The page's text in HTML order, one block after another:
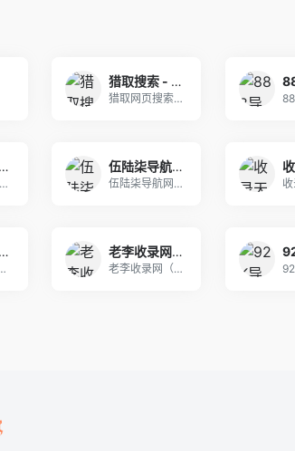
猎取搜索 - 干净、安全、可信任的网页搜索引擎
猎取网页搜索,免费自动秒收录网址,提供自动收录,
新媒体AI运营导航-新站到-网站分类目录平台
新站到网xinzhandao.com新媒体AI运
伍陆柒导航网 - 技术导航 - 名站网址 - 名站导航 - 免费外链 - 免费收录网站
伍陆柒导航网提供网址分类目录,技术教程导航和网站
sh991网址导航－991自动链,网址之家,搜索大全,绿色,快速,安全的专业导航站
链是国内最好网址站
老李收录网_技术导航，滚石技术导航，打造中国最具影响力的网站交流和展示平台
老李收录网（www.llslw.cn），收录国内